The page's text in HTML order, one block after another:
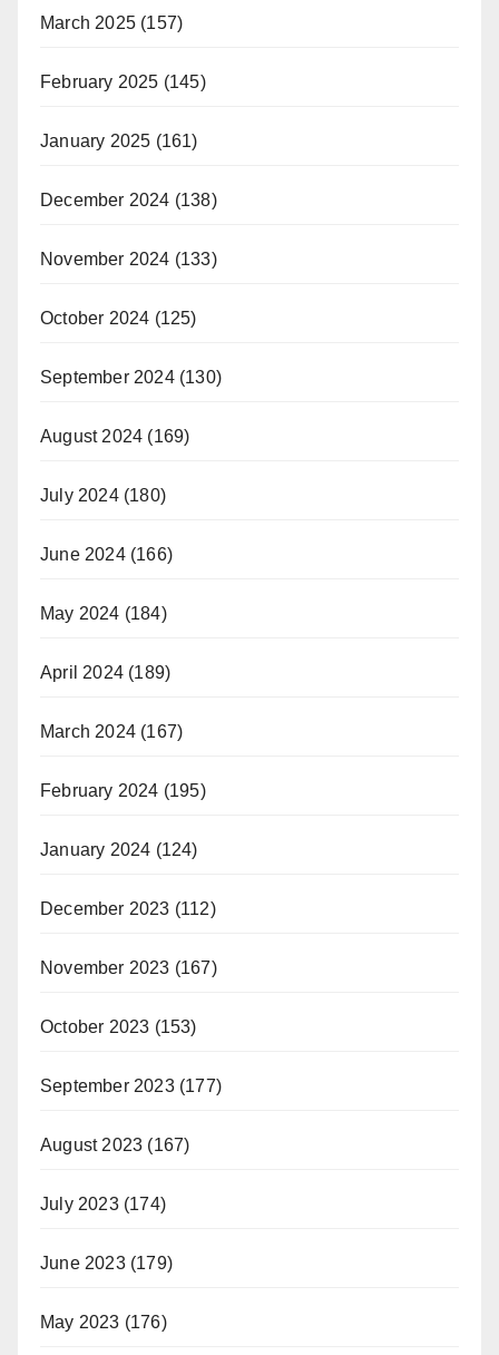
March 2025 (157)
February 2025 (145)
January 2025 (161)
December 2024 (138)
November 2024 (133)
October 2024 (125)
September 2024(130)
August 2024 (169)
July 2024(180)
June 2024(166)
May 2024 (184)
April 2024 (189)
March 2024 (167)
February 2024 (195)
January 2024 (124)
December 2023 (112)
November 2023 (167)
October 2023 (153)
September 2023(177)
August 2023 (167)
July 2023(174)
June 2023(179)
May 2023 (176)